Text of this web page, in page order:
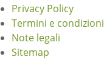
Privacy Policy
Termini e condizioni
Note legali
Sitemap